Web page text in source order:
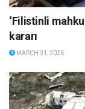
‘Filistinli
kararı
MARCH 31, 2026